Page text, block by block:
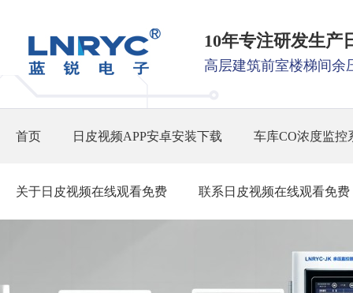
10年专注研发生产
高层建筑前室楼梯间余
首页 日皮视频APP安卓安装下载 车库CO浓度监控
关于日皮视频在线观看免费 联系日皮视频在线观看免费